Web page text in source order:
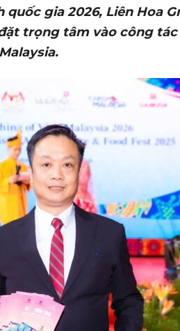
gia 2026, Liên Hoa
trọng tâm vào công